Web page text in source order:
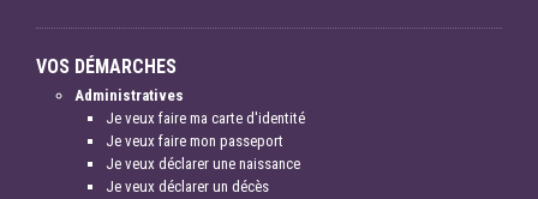
VOS DÉMARCHES
Administratives
Je veux faire ma carte d'identité
Je veux faire mon passeport
Je veux déclarer une naissance
Je veux déclarer un décès